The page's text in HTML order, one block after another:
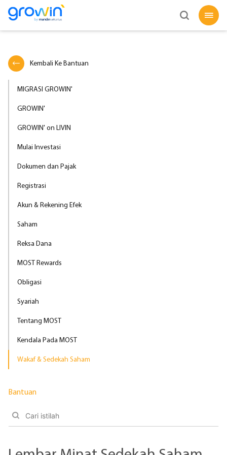
Kembali Ke Bantuan
MIGRASI GROWIN'
GROWIN'
GROWIN' on LIVIN
Mulai Investasi
Dokumen dan Pajak
Registrasi
Akun & Rekening Efek
Saham
Reksa Dana
MOST Rewards
Obligasi
Syariah
Tentang MOST
Kendala Pada MOST
Wakaf & Sedekah Saham
Bantuan